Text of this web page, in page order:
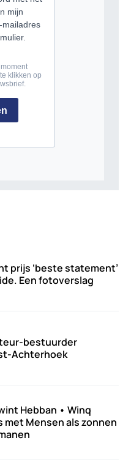
prijs ‘beste statement’
Een fotoverslag
bestuurder
Achterhoek
Hebban • Winq
met Mensen als zonnen